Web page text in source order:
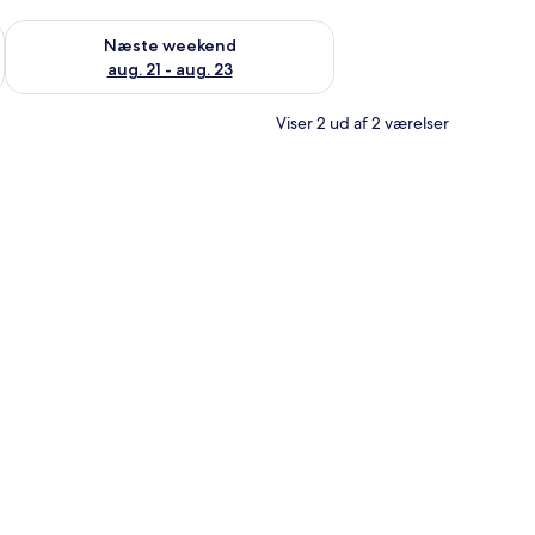
14 - aug. 16
Næste weekend
aug. 21 - aug. 23
Tjek tilgængelighed for næste weekend aug. 21 - aug. 23
Viser 2 ud af 2 værelser
seng med hvide sengetæpper, et natbord med en lampe og en rød